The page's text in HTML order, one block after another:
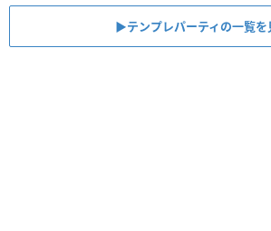
▶︎テンプレパーティの一覧を